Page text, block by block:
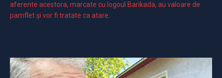
aferente acestora, marcate cu logoul Barikada, au valoare de
pamflet și vor fi tratate ca atare.